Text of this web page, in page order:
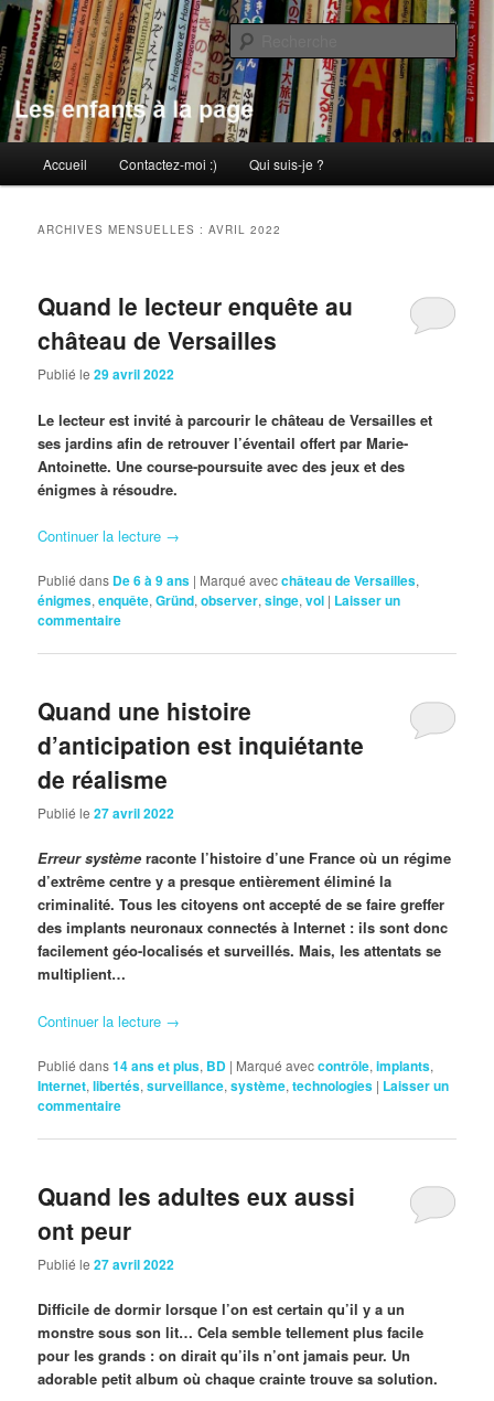
Aller
au
contenu
principal
Aller
au
contenu
secondaireLes enfants à la page
principal
Accueil Contactez-moi :) Qui suis-je ?
ARCHIVES MENSUELLES :AVRIL 2022
Quand le lecteur enquête au
château de Versailles
Publié le29 avril 2022
Le lecteur est invité à parcourir le château de Versailles et
ses jardins afin de retrouver l’éventail offert par Marie-
Antoinette. Une course-poursuite avec des jeux et des
énigmes à résoudre.
Continuer la lecture →
Publié dans De 6 à 9 ans | Marqué avecchâteau de Versailles,
énigmes,enquête,Gründ,observer,singe,vol | Laisser un
commentaire
Quand une histoire
d’anticipation est inquiétante
de réalisme
Publié le27 avril 2022
Erreur systèmeraconte l’histoire d’une France où un régime
d’extrême centre y a presque entièrement éliminé la
criminalité. Tous les citoyens ont accepté de se faire greffer
des implants neuronaux connectés à Internet : ils sont donc
facilement géo-localisés et surveillés. Mais, les attentats se
multiplient…
Continuer la lecture →
Publié dans14 ans et plus, BD | Marqué aveccontrôle,implants,
Internet,libertés,surveillance,système,technologies | Laisser un
commentaire
Quand les adultes eux aussi
ont peur
Publié le27 avril 2022
Difficile de dormir lorsque l’on est certain qu’il y a un
monstre sous son lit… Cela semble tellement plus facile
pour les grands : on dirait qu’ils n’ont jamais peur. Un
adorable petit album où chaque crainte trouve sa solution.